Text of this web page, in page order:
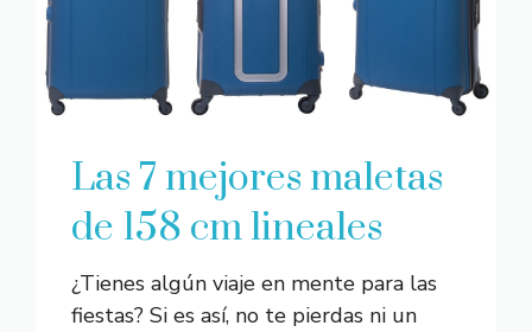
Las 7 mejores maletas
de 158 cm lineales
¿Tienes algún viaje en mente para las
fiestas? Si es así, no te pierdas ni un